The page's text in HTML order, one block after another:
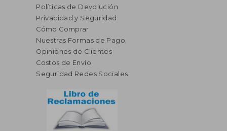
Políticas de Devolución
Privacidad y Seguridad
Cómo Comprar
Nuestras Formas de Pago
Opiniones de Clientes
Costos de Envío
Seguridad Redes Sociales